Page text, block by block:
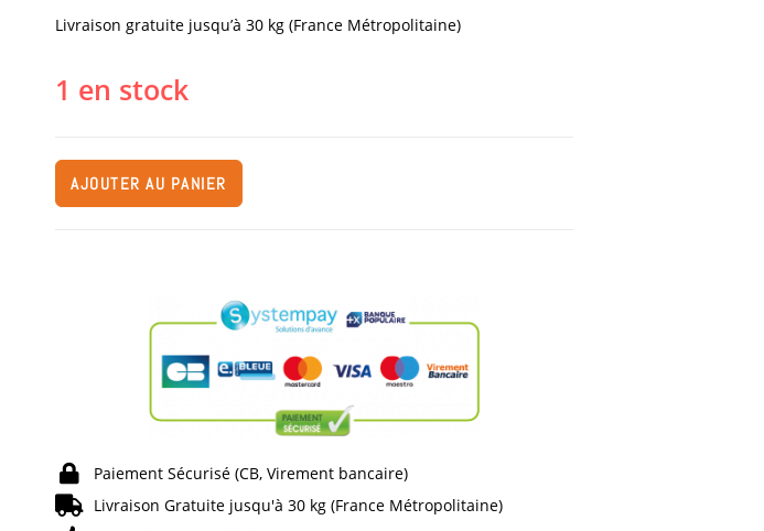
Livraison gratuite jusqu’à 30 kg (France Métropolitaine)
1 en stock
AJOUTER AU PANIER
Paiement Sécurisé (CB, Virement bancaire)
Livraison Gratuite jusqu'à 30 kg (France Métropolitaine)